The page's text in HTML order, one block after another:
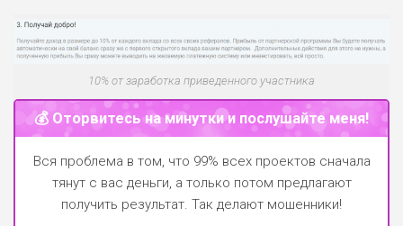
10% от заработка приведенного участника
💰 Оторвитесь на минутки и послушайте меня!
Вся проблема в том, что 99% всех проектов сначала
тянут с вас деньги, а только потом предлагают
получить результат. Так делают мошенники!